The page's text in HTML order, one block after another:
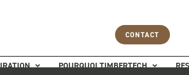
CONTACT
POURQUOI TIMBERTECH